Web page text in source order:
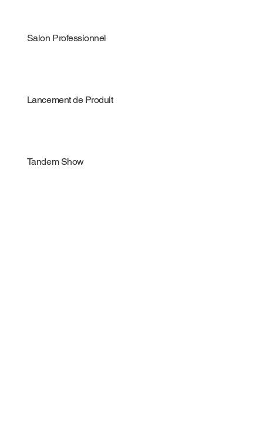
Salon Professionnel
Lancement de Produit
Tandem Show